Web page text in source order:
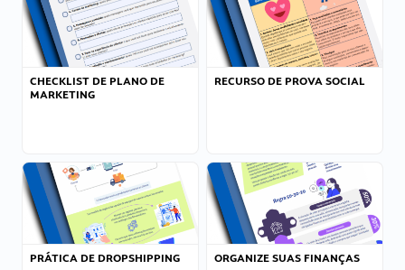
CHECKLIST DE PLANO DE
MARKETING
RECURSO DE PROVA SOCIAL
PRÁTICA DE DROPSHIPPING ORGANIZE SUAS FINANÇAS